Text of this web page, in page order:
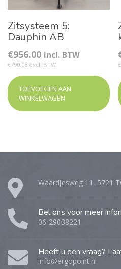
Zitsysteem 5:
Dauphin AB
€956.00 incl. BTW
€790.08 excl. BTW
TOEVOEGEN AAN
WINKELWAGEN
Waardjesweg 11, 5721
Bel ons voor meer
06-29038221
Heeft u een vraag?
info@ergopoint.nl